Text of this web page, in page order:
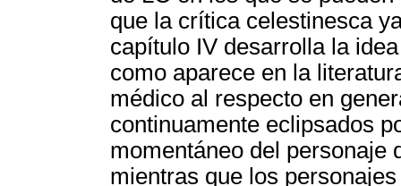
que la crítica celestinesca
capítulo IV desarrolla la
como aparece en la
médico al respecto en
continuamente eclipsados
momentáneo del personaje
mientras que los